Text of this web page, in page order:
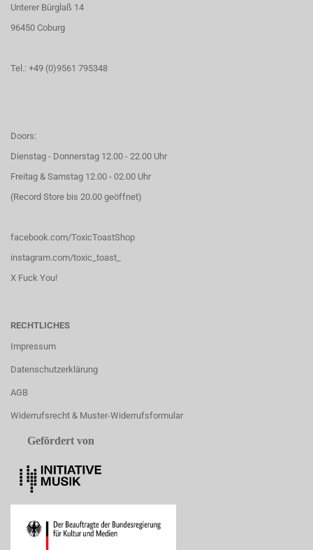
Unterer Bürglaß 14
96450 Coburg
Tel.: +49 (0)9561 795348
Doors:
Dienstag - Donnerstag 12.00 - 22.00 Uhr
Freitag & Samstag 12.00 - 02.00 Uhr
(Record Store bis 20.00 geöffnet)
facebook.com/ToxicToastShop
instagram.com/toxic_toast_
X Fuck You!
RECHTLICHES
Impressum
Datenschutzerklärung
AGB
Widerrufsrecht & Muster-Widerrufsformular
Gefördert von